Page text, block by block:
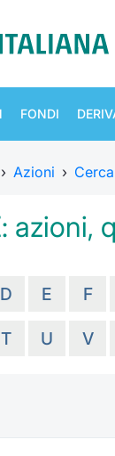
FONDI
› Azioni ›
azioni,
D E F
T U V